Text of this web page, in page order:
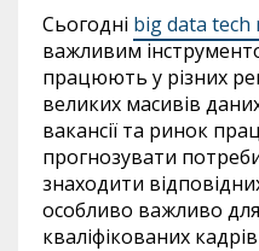
Сьогодні big data
важливим
працюють у різних
великих масивів
вакансії та ринок
прогнозувати
знаходити
особливо важливо для
кваліфікованих